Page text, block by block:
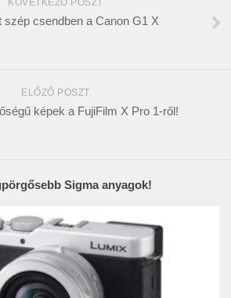
KÖVETKEZŐ POSZT
szép csendben a Canon G1 X
ELŐZŐ POSZT
képek a FujiFilm X Pro 1-ről!
Sigma anyagok!